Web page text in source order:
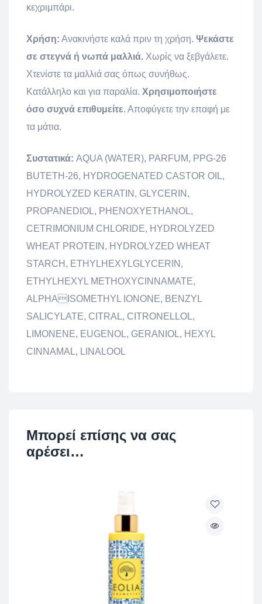
κεχριμπάρι.
Χρήση: Ανακινήστε καλά πριν τη χρήση. Ψεκάστε
σε στεγνά ή νωπά μαλλιά. Χωρίς να ξεβγάλετε.
Χτενίστε τα μαλλιά σας όπως συνήθως.
Κατάλληλο και για παραλία. Χρησιμοποιήστε
όσο συχνά επιθυμείτε. Αποφύγετε την επαφή με
τα μάτια.
Συστατικά: AQUA (WATER), PARFUM, PPG-26
BUTETH-26, HYDROGENATED CASTOR OIL,
HYDROLYZED KERATIN, GLYCERIN,
PROPANEDIOL, PHENOXYETHANOL,
CETRIMONIUM CHLORIDE, HYDROLYZED
WHEAT PROTEIN, HYDROLYZED WHEAT
STARCH, ETHYLHEXYLGLYCERIN,
ETHYLHEXYL METHOXYCINNAMATE,
ALPHAISOMETHYL IONONE, BENZYL
SALICYLATE, CITRAL, CITRONELLOL,
LIMONENE, EUGENOL, GERANIOL, HEXYL
CINNAMAL, LINALOOL
Μπορεί επίσης να σας
αρέσει…